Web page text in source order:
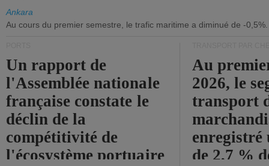
Ankara
Au cours du premier semestre, le trafic maritime a diminué de -0,5%.
Un rapport de
l'Assemblée nationale
française constate le
déclin de la
compétitivité de
l'écosystème portuaire
Au
2026, le
transport
enregistré
de 2,7 %